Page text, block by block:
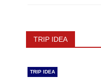
TRIP IDEA
TRIP IDEA